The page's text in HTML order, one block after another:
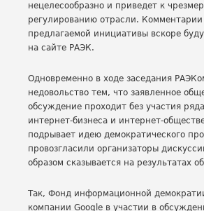
нецелесообразно и приведет к
регулированию отрасли.
предлагаемой инициативы вскоре
на сайте РАЭК.
Одновременно в ходе заседания
недовольство тем, что заявленное
обсуждение проходит без участия
интернет-бизнеса и интернет-
подрывает идею демократического
провозгласили организаторы
образом сказывается на результатах
Так, Фонд информационной
компании Google в участии в